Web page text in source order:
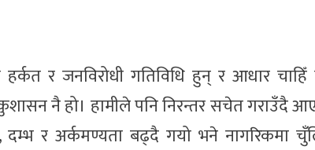
र जनविरोधी गतिविधि हुन् र आधार चाहिँ
नै हो। हामीले पनि निरन्तर सचेत गराउँदै
र अर्कमण्यता बढ्दै गयो भने नागरिकमा